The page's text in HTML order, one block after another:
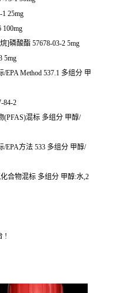
25mg
100mg
]磷酸酯 57678-03-2 5mg
5mg
EPA Method 537.1 多组分 甲
84-2
(PFAS)混标 多组分 甲醇/
/EPA方法 533 多组分 甲醇/
合物混标 多组分 甲醇:水,2
!